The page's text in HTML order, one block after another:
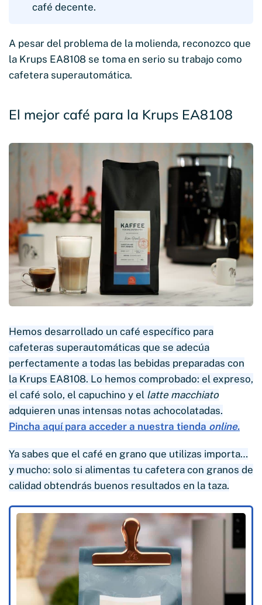
café decente.
A pesar del problema de la molienda, reconozco que
la Krups EA8108 se toma en serio su trabajo como
cafetera superautomática.
El mejor café para la Krups EA8108
Hemos desarrollado un café específico para
cafeteras superautomáticas que se adecúa
perfectamente a todas las bebidas preparadas con
la Krups EA8108. Lo hemos comprobado: el expreso,
el café solo, el capuchino y el latte macchiato
adquieren unas intensas notas achocolatadas.
Pincha aquí para acceder a nuestra tienda online.
Ya sabes que el café en grano que utilizas importa…
y mucho: solo si alimentas tu cafetera con granos de
calidad obtendrás buenos resultados en la taza.